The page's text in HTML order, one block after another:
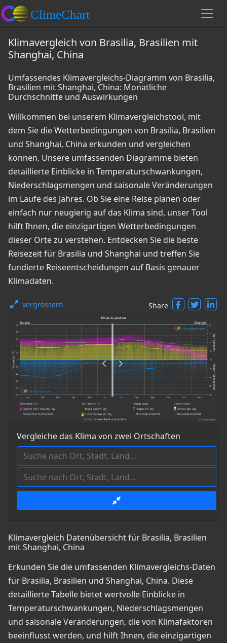
Klimavergleich von Brasilia, Brasilien mit
Shanghai, China
Umfassendes Klimavergleichs-Diagramm von Brasilia,
Brasilien mit Shanghai, China: Monatliche
Durchschnitte und Auswirkungen
Willkommen bei unserem Klimavergleichstool, mit
dem Sie die Wetterbedingungen von Brasilia, Brasilien
und Shanghai, China erkunden und vergleichen
können. Unsere umfassenden Diagramme bieten
detaillierte Einblicke in Temperaturschwankungen,
Niederschlagsmengen und saisonale Veränderungen
im Laufe des Jahres. Ob Sie eine Reise planen oder
einfach nur neugierig auf das Klima sind, unser Tool
hilft Ihnen, die einzigartigen Wetterbedingungen
dieser Orte zu verstehen. Entdecken Sie die beste
Reisezeit für Brasilia und Shanghai und treffen Sie
fundierte Reiseentscheidungen auf Basis genauer
Klimadaten.
vergrössern Share
Vergleiche das Klima von zwei Ortschaften
Klimavergleich Datenübersicht für Brasilia, Brasilien
mit Shanghai, China
Erkunden Sie die umfassenden Klimavergleichs-Daten
für Brasilia, Brasilien und Shanghai, China. Diese
detaillierte Tabelle bietet wertvolle Einblicke in
Temperaturschwankungen, Niederschlagsmengen
und saisonale Veränderungen, die von Klimafaktoren
beeinflusst werden, und hilft Ihnen, die einzigartigen